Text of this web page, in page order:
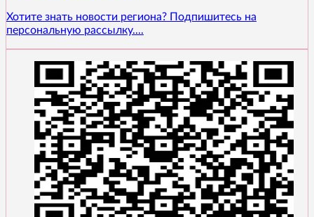
Хотите знать новости региона? Подпишитесь на
персональную рассылку....